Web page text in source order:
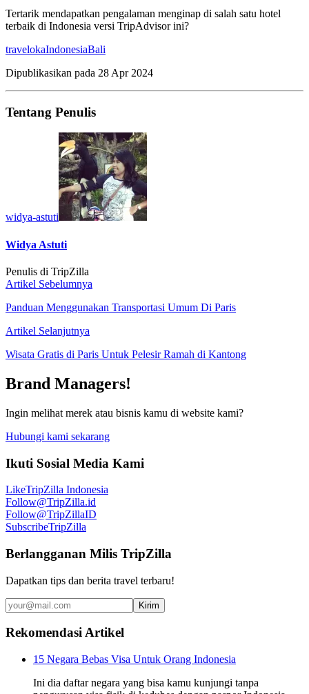
Tertarik mendapatkan pengalaman menginap di salah satu hotel
terbaik di Indonesia versi TripAdvisor ini?
travelokaIndonesiaBali
Dipublikasikan pada 28 Apr 2024
Tentang Penulis
widya-astuti
Widya Astuti
Penulis di TripZilla
Artikel Sebelumnya
Panduan Menggunakan Transportasi Umum Di Paris
Artikel Selanjutnya
Wisata Gratis di Paris Untuk Pelesir Ramah di Kantong
Brand Managers!
Ingin melihat merek atau bisnis kamu di website kami?
Hubungi kami sekarang
Ikuti Sosial Media Kami
LikeTripZilla Indonesia
Follow@TripZilla.id
Follow@TripZillaID
SubscribeTripZilla
Berlangganan Milis TripZilla
Dapatkan tips dan berita travel terbaru!
Kirim
Rekomendasi Artikel
15 Negara Bebas Visa Untuk Orang Indonesia
Ini dia daftar negara yang bisa kamu kunjungi tanpa